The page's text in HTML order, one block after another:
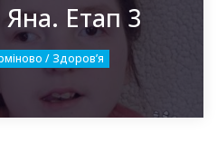
Етап 3
/ Здоровʼя